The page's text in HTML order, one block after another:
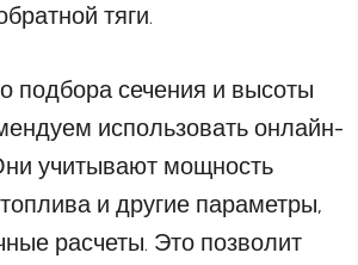
тяги.
подбора сечения и высоты
использовать онлайн-
учитывают мощность
и другие параметры,
расчеты. Это позволит